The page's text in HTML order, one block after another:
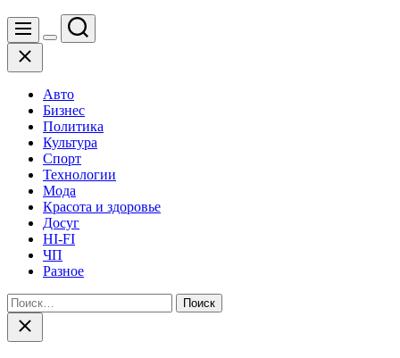
Меню
Цвет
Поиск
Закрыть
Авто
Бизнес
Политика
Культура
Спорт
Технологии
Мода
Красота и здоровье
Досуг
HI-FI
ЧП
Разное
Найти:
Закрыть
поиск